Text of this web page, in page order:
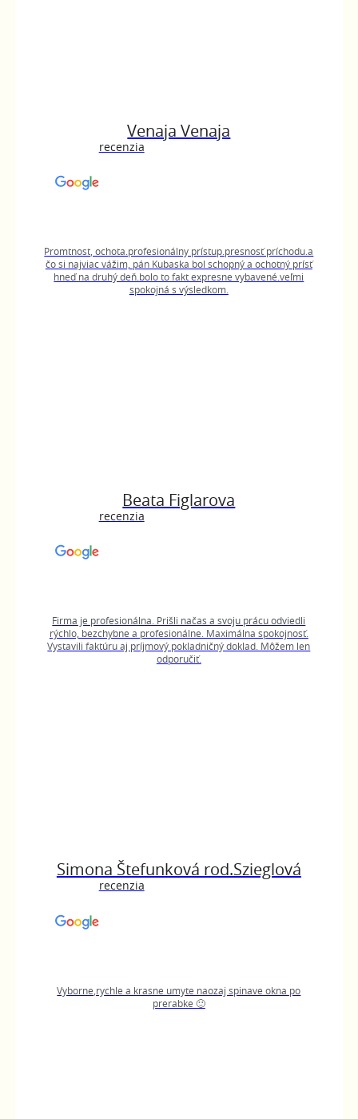
Venaja Venaja
recenzia
Promtnost, ochota.profesionálny prístup.presnosť príchodu.a
čo si najviac vážim, pán Kubaska bol schopný a ochotný prísť
hneď na druhý deň.bolo to fakt expresne vybavené.veľmi
spokojná s výsledkom.
Beata Figlarova
recenzia
Firma je profesionálna. Prišli načas a svoju prácu odviedli
rýchlo, bezchybne a profesionálne. Maximálna spokojnosť.
Vystavili faktúru aj príjmový pokladničný doklad. Môžem len
odporučiť.
Simona Štefunková rod.Szieglová
recenzia
Vyborne,rychle a krasne umyte naozaj spinave okna po
prerabke 🙂